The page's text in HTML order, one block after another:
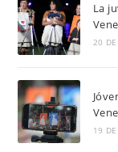
La
20
19